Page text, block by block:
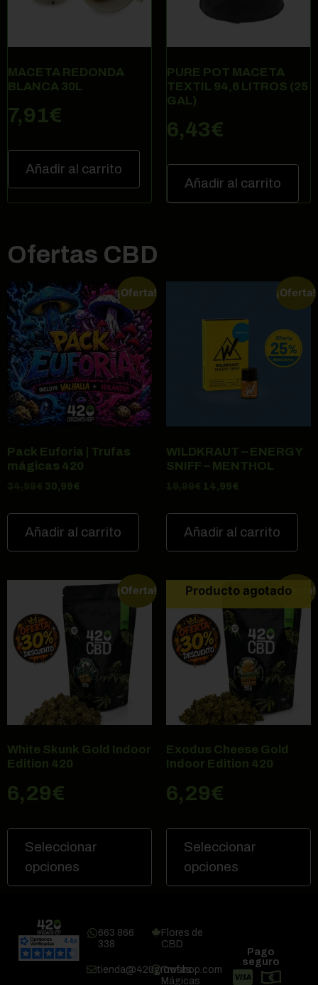
MACETA REDONDA
BLANCA 30L
7,91€
Añadir al carrito
PURE POT MACETA
TEXTIL 94,6 LITROS (25
GAL)
6,43€
Añadir al carrito
Ofertas CBD
¡Oferta!
Pack Euforia | Trufas
mágicas 420
30,99€
Añadir al carrito
¡Oferta!
WILDKRAUT – ENERGY
SNIFF – MENTHOL
14,99€
Añadir al carrito
¡Oferta!
White Skunk Gold Indoor
Edition 420
6,29€
Seleccionar
opciones
¡Oferta!
Exodus Cheese Gold
Indoor Edition 420
6,29€
Seleccionar
opciones
Producto agotado
663 866
338
tienda@420growshop.com
Flores de
CBD
Trufas
Mágicas
Pago
seguro